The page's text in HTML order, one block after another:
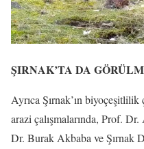
ŞIRNAK’TA DA
Ayrıca Şırnak’ın biyoçeşitlilik
arazi çalışmalarında, Prof.
Dr. Burak Akbaba ve Şırnak